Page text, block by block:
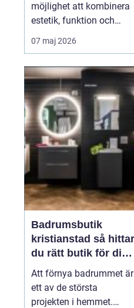
möjlighet att kombinera
estetik, funktion och
energieffektivitet på ett
sätt som
klarar. När gamla
hålmått, ovanliga former
eller kulturhistoriska krav
krockar med dagens
byggregler behövs
skräddarsydda lösni...
07 maj 2026
Badrumsbutik
kristianstad så hittar
du rätt butik för ditt
nya badrum
Att förnya badrummet är
ett av de största
projekten i hemmet.